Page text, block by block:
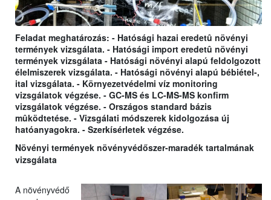
Feladat meghatározás: - Hatósági hazai eredetû növényi
termények vizsgálata. - Hatósági import eredetû növényi
termények vizsgálata - Hatósági növényi alapú feldolgozott
élelmiszerek vizsgálata. - Hatósági növényi alapú bébiétel-,
ital vizsgálata. - Környezetvédelmi víz monitoring
vizsgálatok végzése. - GC-MS és LC-MS-MS konfirm
vizsgálatok végzése. - Országos standard bázis
mûködtetése. - Vizsgálati módszerek kidolgozása új
hatóanyagokra. - Szerkísérletek végzése.
Növényi termények növényvédőszer-maradék tartalmának
vizsgálata
A növényvédő